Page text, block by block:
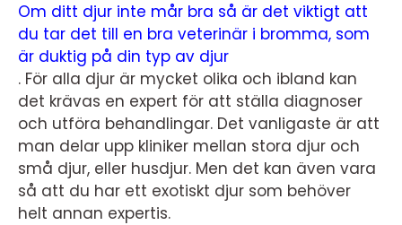
Om ditt djur inte mår bra så är det viktigt att
du tar det till en bra veterinär i bromma, som
är duktig på din typ av djur
. För alla djur är mycket olika och ibland kan
det krävas en expert för att ställa diagnoser
och utföra behandlingar. Det vanligaste är att
man delar upp kliniker mellan stora djur och
små djur, eller husdjur. Men det kan även vara
så att du har ett exotiskt djur som behöver
helt annan expertis.